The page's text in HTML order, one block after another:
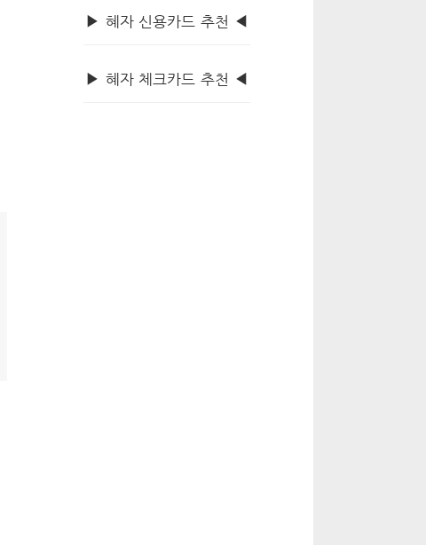
▶ 혜자 신용카드 추천 ◀
▶ 혜자 체크카드 추천 ◀